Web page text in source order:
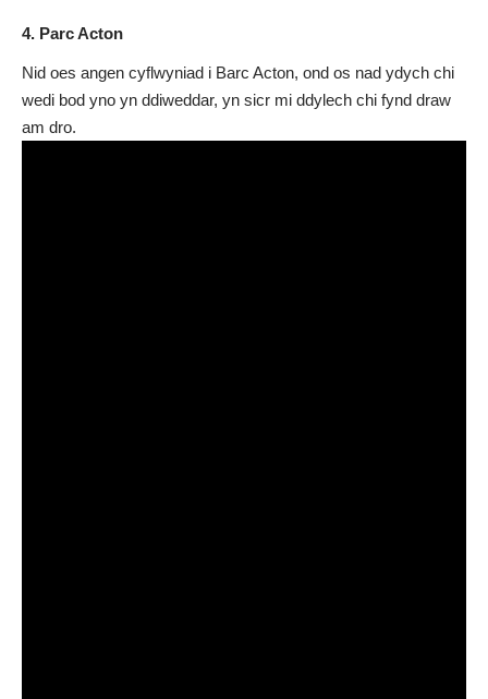
4. Parc Acton
Nid oes angen cyflwyniad i Barc Acton, ond os nad ydych chi
wedi bod yno yn ddiweddar, yn sicr mi ddylech chi fynd draw
am dro.